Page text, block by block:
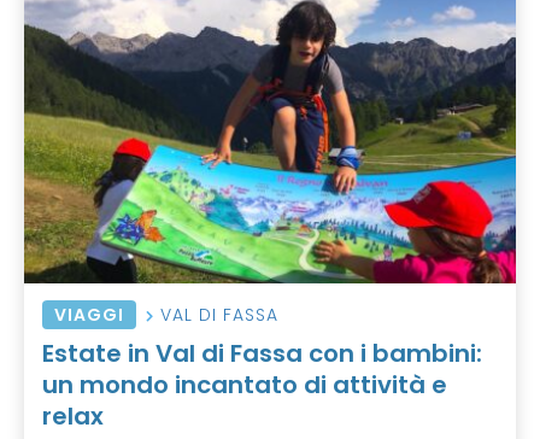
VIAGGI VAL DI FASSA
Estate in Val di Fassa con i bambini:
un mondo incantato di attività e
relax